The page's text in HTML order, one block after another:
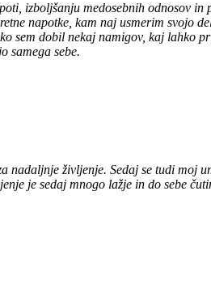
izboljšanju medosebnih odnosov
napotke, kam naj usmerim svojo
sem dobil nekaj namigov, kaj
samega sebe.
življenje. Sedaj se tudi moj
je sedaj mnogo lažje in do sebe